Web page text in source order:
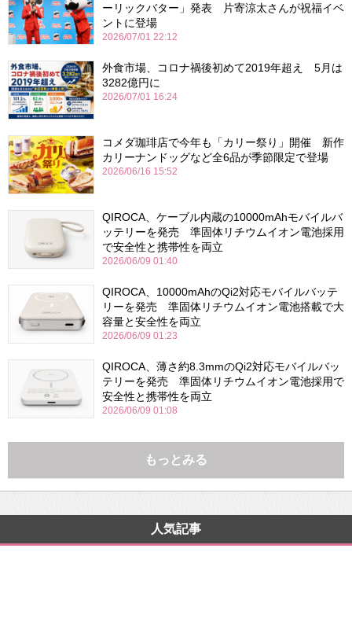
ーリックバター」発表 片寄涼太さんが祝福イベ
ントに登場
2026/07/01 22:12
外食市場、コロナ禍後初めて2019年超え 5月は
3282億円に
2026/07/01 16:24
コメダ珈琲店で今年も「カリー祭り」開催 新作
カリーナンドッグなど全6品が季節限定で登場
2026/06/16 15:52
QIROCA、ケーブル内蔵の10000mAhモバイルバ
ッテリーを発売 準固体リチウムイオン電池採用
で安全性と携帯性を両立
2026/06/09 01:40
QIROCA、10000mAhのQi2対応モバイルバッテ
リーを発売 準固体リチウムイオン電池搭載で大
容量と安全性を両立
2026/06/09 01:23
QIROCA、薄さ約8.3mmのQi2対応モバイルバッ
テリーを発売 準固体リチウムイオン電池採用で
安全性と携帯性を両立
2026/06/09 01:08
もっとみる
人気記事